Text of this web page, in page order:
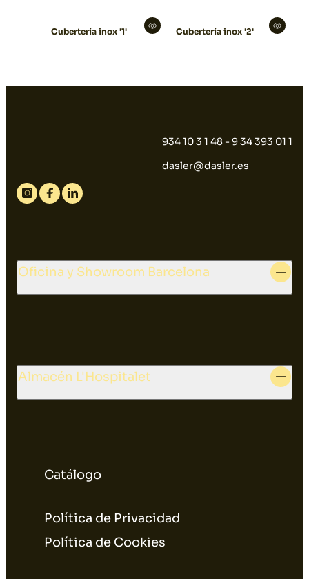
Cubertería inox '1' Cubertería inox '2'
934 10 3 1 48 - 9 34 393 01 1
dasler@dasler.es
Instagram
FacebookLinkedin
Catálogo
Política de Privacidad
Política de Cookies
Oficina y Showroom Barcelona
Almacén L'Hospitalet